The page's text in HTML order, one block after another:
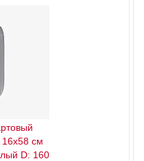
16x58 см
D: 160